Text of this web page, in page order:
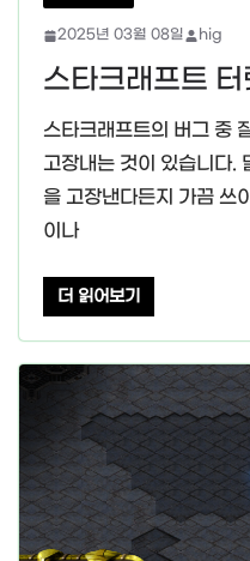
2025년 03월 08일 hig
스타크래프트 터
스타크래프트의 버그 중
고장내는 것이 있습니다.
을 고장낸다든지 가끔 쓰
이나
더 읽어보기